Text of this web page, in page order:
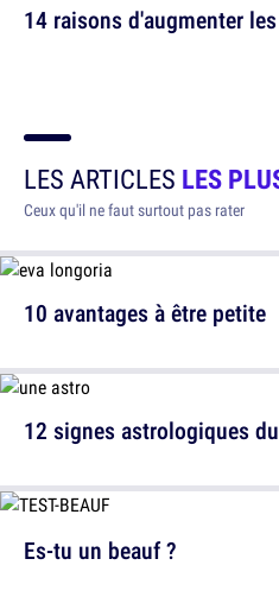
14 raisons d'augmenter
LES ARTICLES LES
Ceux qu'il ne faut surtout pas rater
10 avantages à être petite
12 signes astrologiques
Es-tu un beauf ?